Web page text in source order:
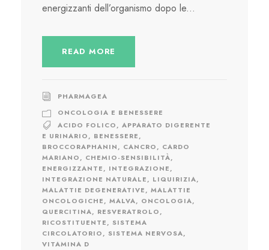
energizzanti dell’organismo dopo le...
READ MORE
PHARMAGEA
ONCOLOGIA E BENESSERE
ACIDO FOLICO, APPARATO DIGERENTE
E URINARIO, BENESSERE,
BROCCORAPHANIN, CANCRO, CARDO
MARIANO, CHEMIO-SENSIBILITÀ,
ENERGIZZANTE, INTEGRAZIONE,
INTEGRAZIONE NATURALE, LIQUIRIZIA,
MALATTIE DEGENERATIVE, MALATTIE
ONCOLOGICHE, MALVA, ONCOLOGIA,
QUERCITINA, RESVERATROLO,
RICOSTITUENTE, SISTEMA
CIRCOLATORIO, SISTEMA NERVOSA,
VITAMINA D